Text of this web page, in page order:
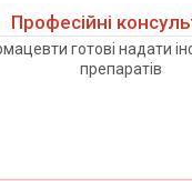
Професійні
готові надати
препаратів